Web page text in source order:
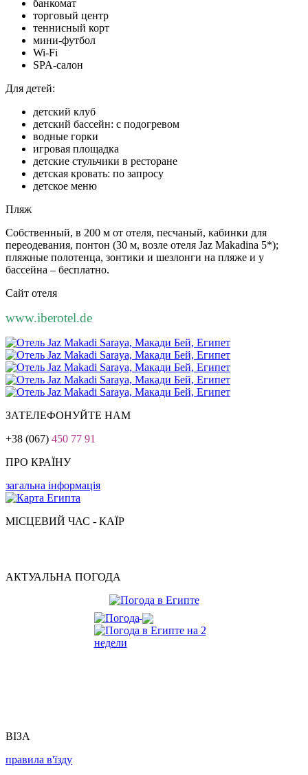
банкомат
торговый центр
теннисный корт
мини-футбол
Wi-Fi
SPA-салон
Для детей:
детский клуб
детский бассейн: с подогревом
водные горки
игровая площадка
детские стульчики в ресторане
детская кровать: по запросу
детское меню
Пляж
Собственный, в 200 м от отеля, песчаный, кабинки для
переодевания, понтон (30 м, возле отеля Jaz Makadina 5*);
пляжные полотенца, зонтики и шезлонги на пляже и у
бассейна – бесплатно.
Сайт отеля
www.iberotel.de
ЗАТЕЛЕФОНУЙТЕ НАМ
+38 (067) 450 77 91
ПРО КРАЇНУ
загальна інформація
МІСЦЕВИЙ ЧАС - КАЇР
АКТУАЛЬНА ПОГОДА
ВІЗА
правила в'їзду